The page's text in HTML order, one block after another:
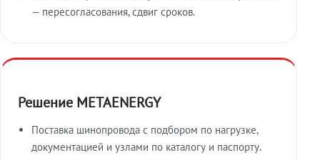
— пересогласования, сдвиг сроков.
Решение METAENERGY
Поставка шинопровода с подбором по нагрузке,
документацией и узлами по каталогу и паспорту.